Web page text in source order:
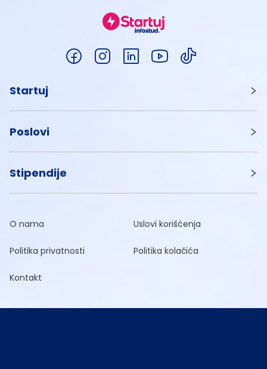
Startuj
Poslovi
Stipendije
O nama Uslovi korišćenja
Politika privatnosti Politika kolačića
Kontakt